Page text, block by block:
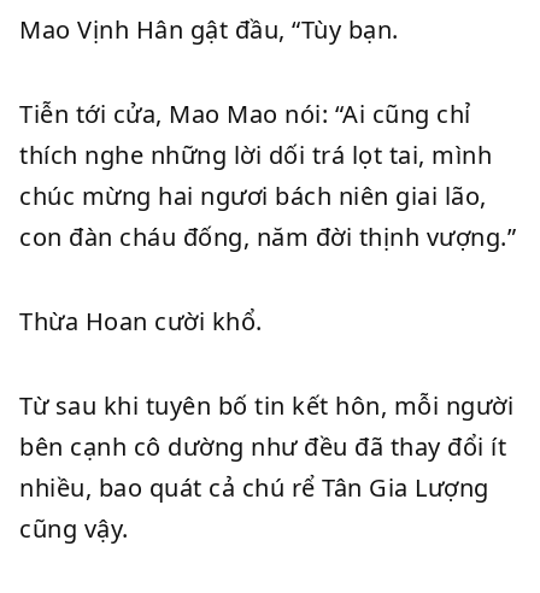
Mao Vịnh Hân gật đầu, “Tùy bạn.
Tiễn tới cửa, Mao Mao nói: “Ai cũng chỉ
thích nghe những lời dối trá lọt tai, mình
chúc mừng hai ngươi bách niên giai lão,
con đàn cháu đống, năm đời thịnh vượng.”
Thừa Hoan cười khổ.
Từ sau khi tuyên bố tin kết hôn, mỗi người
bên cạnh cô dường như đều đã thay đổi ít
nhiều, bao quát cả chú rể Tân Gia Lượng
cũng vậy.